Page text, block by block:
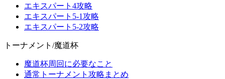
エキスパート4攻略
エキスパート5-1攻略
エキスパート5-2攻略
トーナメント/魔道杯
魔道杯周回に必要なこと
通常トーナメント攻略まとめ